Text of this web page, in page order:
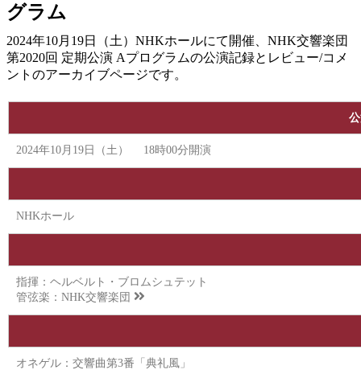
グラム
2024年10月19日（土）NHKホールにて開催、NHK交響楽団
第2020回 定期公演 Aプログラムの公演記録とレビュー/コメ
ントのアーカイブページです。
2024年10月19日（土） 18時00分開演
NHKホール
指揮：ヘルベルト・ブロムシュテット
管弦楽： NHK交響楽団
オネゲル：交響曲第3番「典礼風」